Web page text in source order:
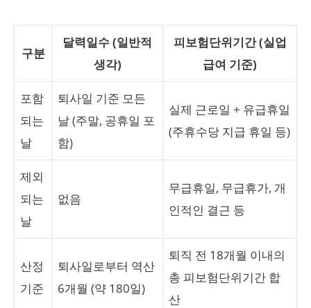
구분
달력일수 (일반적
생각)
피보험단위기간 (실업
급여 기준)
포함
되는
날
퇴사일 기준 모든
날 (주말, 공휴일 포
함)
실제 근로일 + 유급휴일
(주휴수당 지급 휴일 등)
제외
되는
날
없음
무급휴일, 무급휴가, 개
인적인 결근 등
산정
기준
퇴사일로부터 역산
6개월 (약 180일)
퇴직 전 18개월 이내의
총 피보험단위기간 합
산